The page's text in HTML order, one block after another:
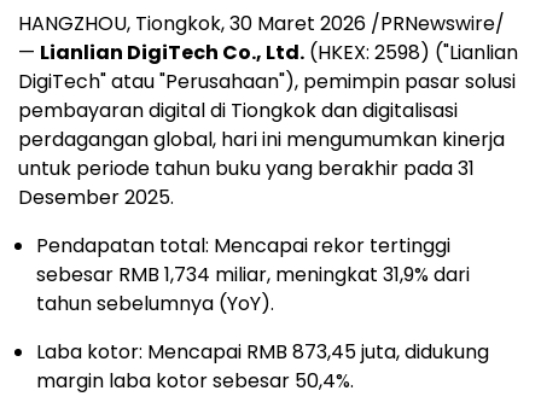
HANGZHOU, Tiongkok,30 Maret 2026 /PRNewswire/
— Lianlian DigiTech Co., Ltd. (HKEX: 2598) ("Lianlian
DigiTech" atau "Perusahaan"), pemimpin pasar solusi
pembayaran digital di Tiongkok dan digitalisasi
perdagangan global, hari ini mengumumkan kinerja
untuk periode tahun buku yang berakhir pada 31
Desember 2025.
Pendapatan total: Mencapai rekor tertinggi
sebesar RMB 1,734 miliar, meningkat 31,9% dari
tahun sebelumnya (YoY).
Laba kotor: Mencapai RMB 873,45 juta, didukung
margin laba kotor sebesar 50,4%.